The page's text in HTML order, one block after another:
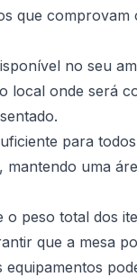
que
no seu
onde será
para
uma
peso total dos
que a mesa